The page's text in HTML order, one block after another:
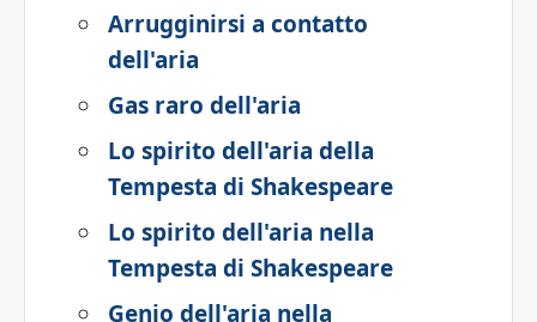
Arrugginirsi a contatto
dell'aria
Gas raro dell'aria
Lo spirito dell'aria della
Tempesta di Shakespeare
Lo spirito dell'aria nella
Tempesta di Shakespeare
Genio dell'aria nella